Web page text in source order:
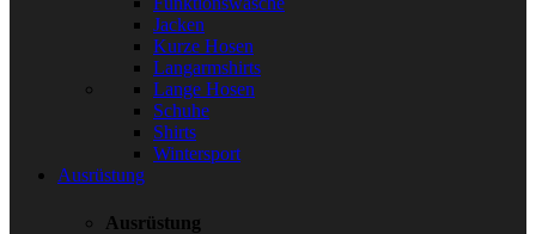
Jacken
Kurze Hosen
Langarmshirts
Lange Hosen
Schuhe
Shirts
Wintersport
Ausrüstung
Ausrüstung